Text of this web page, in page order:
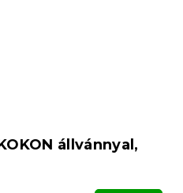
állvánnyal,